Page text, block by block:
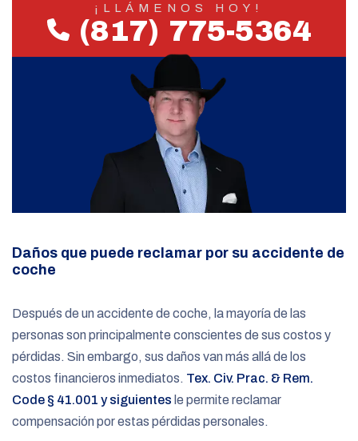
¡LLÁMENOS HOY!
(817) 775-5364
Daños que puede reclamar por su accidente de
coche
Después de un accidente de coche, la mayoría de las
personas son principalmente conscientes de sus costos y
pérdidas. Sin embargo, sus daños van más allá de los
costos financieros inmediatos. Tex. Civ. Prac. & Rem.
Code § 41.001 y siguientes le permite reclamar
compensación por estas pérdidas personales.